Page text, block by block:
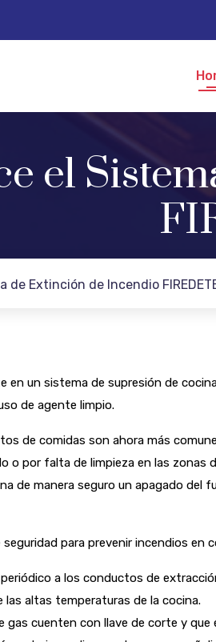
el
de Extinción de Incendio
en un sistema de supresión de
de agente limpio.
de comidas son ahora más
o por falta de limpieza en las zonas
de manera seguro un apagado del
para prevenir incendios en
a los conductos de
altas temperaturas de la cocina.
gas cuenten con llave de corte y